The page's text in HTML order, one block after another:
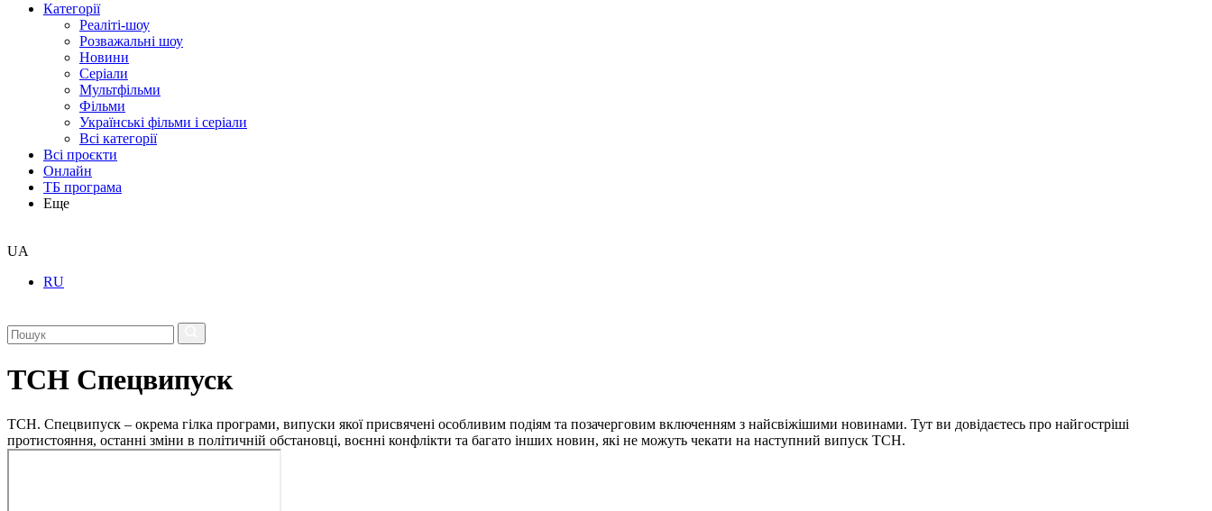
Категорії
Реаліті-шоу
Розважальні шоу
Новини
Серіали
Мультфільми
Фільми
Українські фільми і серіали
Всі категорії
Всі проєкти
Онлайн
ТБ програма
Еще
UA
RU
ТСН Спецвипуск
ТСН. Спецвипуск – окрема гілка програми, випуски якої присвячені особливим подіям та позачерговим включенням з найсвіжішими новинами. Тут ви довідаєтесь про найгостріші
протистояння, останні зміни в політичній обстановці, воєнні конфлікти та багато інших новин, які не можуть чекати на наступний випуск ТСН.